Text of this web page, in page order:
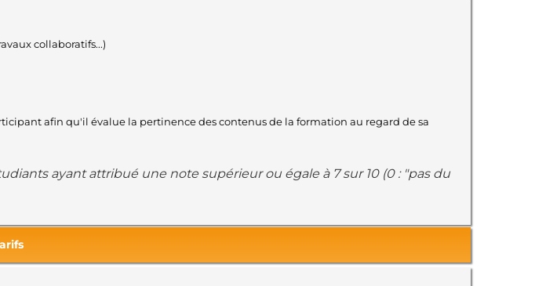
collaboratifs...)
afin qu'il évalue la pertinence des contenus de la formation au regard de sa
ayant attribué une note supérieur ou égale à 7 sur 10 (0 : "pas du